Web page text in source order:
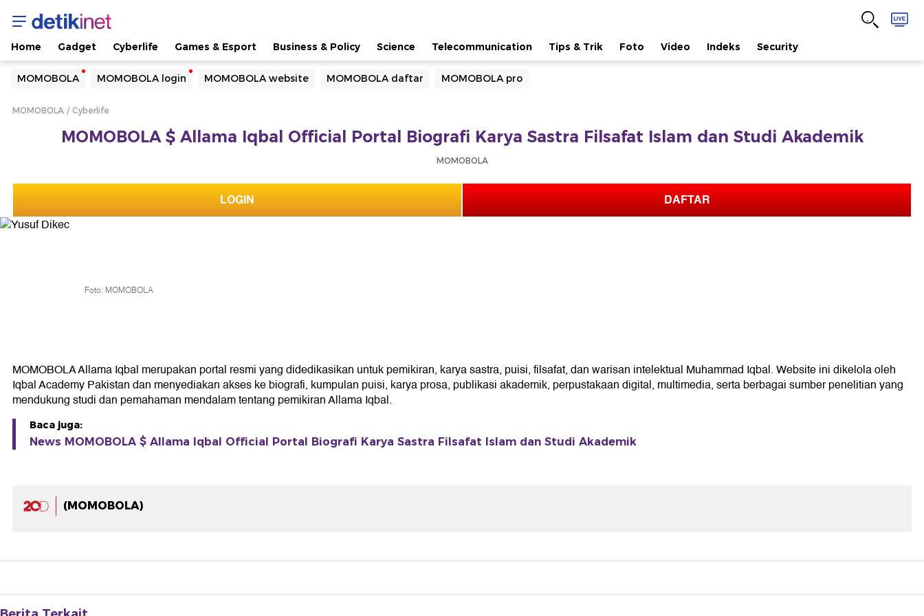
Home Gadget Cyberlife Games & Esport Business & Policy Science Telecommunication Tips & Trik Foto Video Indeks Security
MOMOBOLA MOMOBOLA login MOMOBOLA website MOMOBOLA daftar MOMOBOLA pro
Yang sedang ramai dicari
Loading...
MOMOBOLA Cyberlife
MOMOBOLA $ Allama Iqbal Official Portal Biografi Karya Sastra Filsafat Islam dan Studi Akademik
MOMOBOLA
LOGIN DAFTAR
Foto: MOMOBOLA
MOMOBOLA Allama Iqbal merupakan portal resmi yang didedikasikan untuk pemikiran, karya sastra, puisi, filsafat, dan warisan intelektual Muhammad Iqbal. Website ini dikelola oleh
Iqbal Academy Pakistan dan menyediakan akses ke biografi, kumpulan puisi, karya prosa, publikasi akademik, perpustakaan digital, multimedia, serta berbagai sumber penelitian yang
mendukung studi dan pemahaman mendalam tentang pemikiran Allama Iqbal.
Baca juga:
News MOMOBOLA $ Allama Iqbal Official Portal Biografi Karya Sastra Filsafat Islam dan Studi Akademik
(MOMOBOLA)